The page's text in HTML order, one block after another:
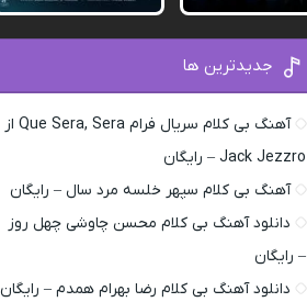
جدیدترین ها
آهنگ بی کلام سریال فرام Que Sera, Sera از
Jack Jezzro – رایگان
آهنگ بی کلام سپهر خلسه مرد سال – رایگان
دانلود آهنگ بی کلام محسن چاوشی چهل روز
– رایگان
دانلود آهنگ بی کلام رضا بهرام همدم – رایگان